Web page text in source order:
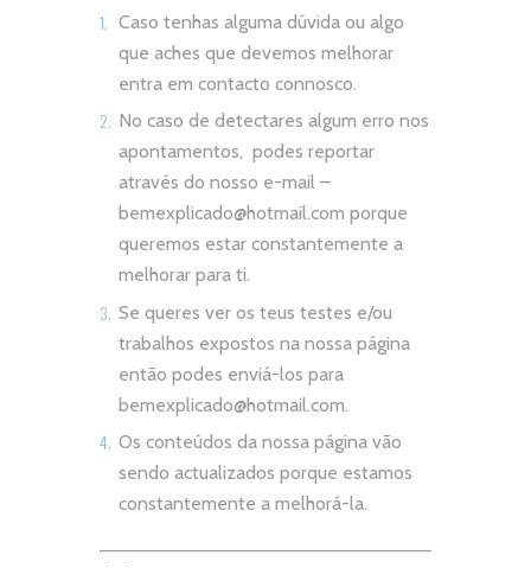
Caso tenhas alguma dúvida ou algo
que aches que devemos melhorar
entra em contacto connosco.
No caso de detectares algum erro nos
apontamentos, podes reportar
através do nosso e-mail –
bemexplicado@hotmail.com porque
queremos estar constantemente a
melhorar para ti.
Se queres ver os teus testes e/ou
trabalhos expostos na nossa página
então podes enviá-los para
bemexplicado@hotmail.com.
Os conteúdos da nossa página vão
sendo actualizados porque estamos
constantemente a melhorá-la.